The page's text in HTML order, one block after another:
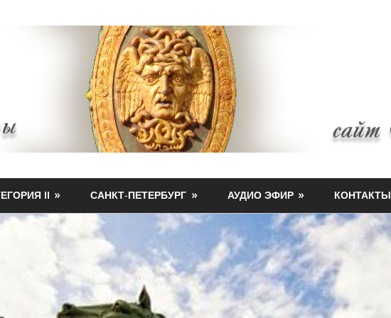
II САНКТ-ПЕТЕРБУРГ АУДИО ЭФИР КОНТАКТЫ